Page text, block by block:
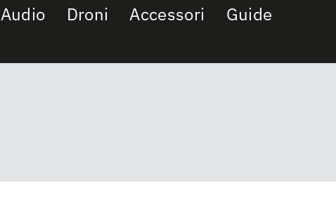
Audio Droni Accessori
Guide